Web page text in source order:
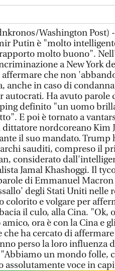
Washington Post)
Putin è "molto
molto buono".
a New York
che non
anche in caso di
autocrati. Ha avuto parole
definito "un uomo
E poi è tornato a
nordcoreano Kim
il suo mandato. Trump
sauditi, compreso il
considerato
Jamal Khashoggi. Il
di Emmanuel Macron
degli Stati Uniti nelle
colorito e volgare per
il culo, alla Cina. "Ok,
ora è con la Cina e
ha cercato di
perso la loro influenza
"Abbiamo un mondo folle,
assolutamente voce in